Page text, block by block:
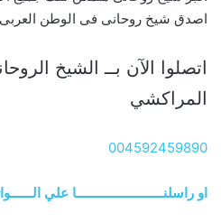
اصدق شيخ روحانى فى الوطن العربى
اتصلوا الآن بــ الشيخ
المراكشي
004592459890
او راسلنــــــــــــــــــــــــا علي